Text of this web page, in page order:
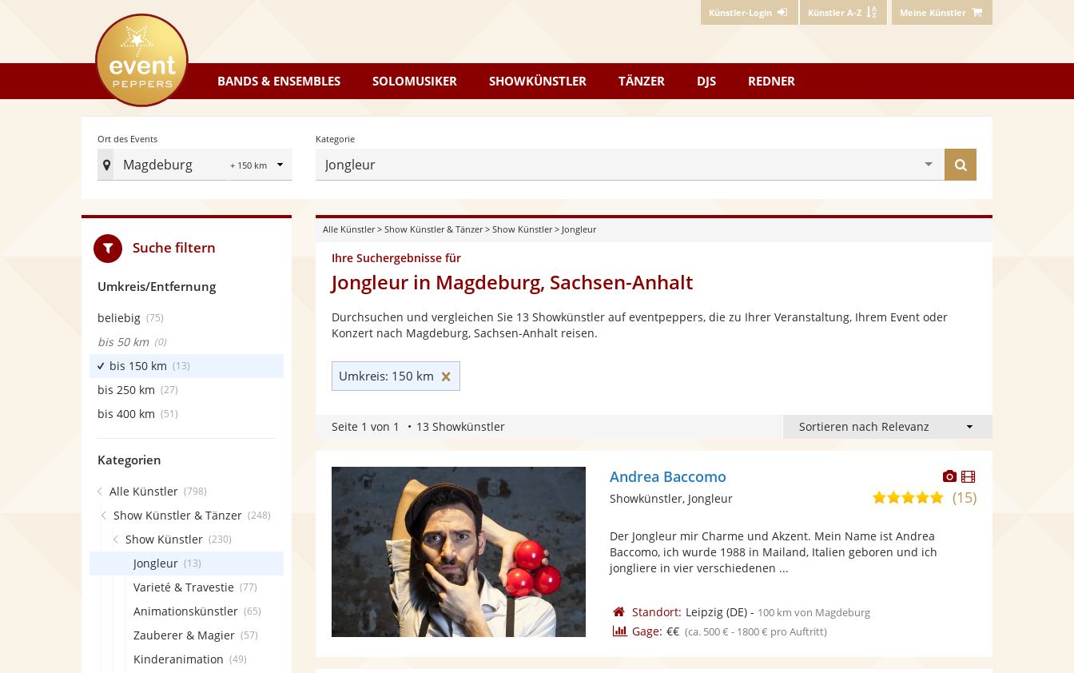
Künstler-Login Künstler A-Z Meine Künstler
eventpeppers
BANDS & ENSEMBLES SOLOMUSIKER SHOWKÜNSTLER TÄNZER DJS REDNER
Ort des Events
Magdeburg
Radius
Ort
Events
festlegen
Kategorie
Jongleur
finden
Alle Künstler> Show Künstler & Tänzer> Show Künstler> Jongleur
Ihre Suchergebnisse für
Jongleur in Magdeburg, Sachsen-Anhalt
Durchsuchen und vergleichen Sie 13 Showkünstler auf eventpeppers, die zu Ihrer Veranstaltung, Ihrem Event oder
Konzert nach Magdeburg, Sachsen-Anhalt reisen.
Umkreis: 150 km
Seite 1 von 1 13 Showkünstler
Dieser
Künstler
stellt
Dieser
Künstler
Andrea Baccomo
4,9(15)
Showkünstler, Jongleur
Der Jongleur mir Charme und Akzent. Mein Name ist Andrea
Baccomo, ich wurde 1988 in Mailand, Italien geboren und ich
jongliere in vier verschiedenen ...
Standort: Leipzig(DE)- 100 km von Magdeburg
Gage: €€ (ca. 500 € - 1800 € pro Auftritt)
Suche filtern
Umkreis/Entfernung
beliebig (75)
bis 50 km (0)
bis 150 km (13)
bis 250 km (27)
bis 400 km (51)
Kategorien
Alle Künstler (798)
Show Künstler & Tänzer (248)
Show Künstler (230)
Jongleur (13)
Varieté & Travestie (77)
Animationskünstler (65)
Zauberer & Magier (57)
Kinderanimation (49)